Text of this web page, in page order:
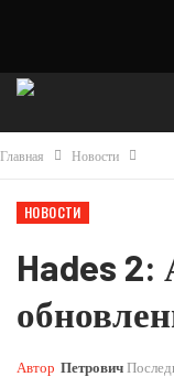
Главная Новости
НОВОСТИ
Hades 2:
Автор Петрович